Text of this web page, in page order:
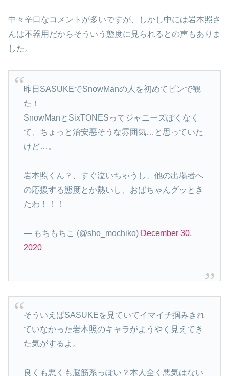
中々辛口なコメントが多いですが、しかし中には岩本照さ
んは不器用だからそういう態度に見られるとの声もありま
した。
昨日SASUKEでSnowManの人を初めてピンで観
た！
SnowManとSixTONESってジャニーズぽくなく
て、ちょっと治安悪そうな雰囲気…と思っていた
けど…。
岩本照くん？、すぐ泣いちゃうし、他の出場者へ
の応援する態度とか熱いし、おばちゃんグッとき
たわ！！！
— もちもちこ (@sho_mochiko) December 30,
2020
そういえばSASUKEを見ていてイマイチ掴みきれ
ていなかった岩本照のキャラがようやく見えてき
た気がするよ。
良くも悪くも脳筋系っぽい？本人全く悪気はない